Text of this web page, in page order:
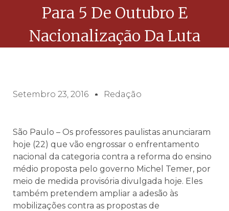
Para 5 De Outubro E
Nacionalização Da Luta
Setembro 23, 2016 Redação
São Paulo – Os professores paulistas anunciaram
hoje (22) que vão engrossar o enfrentamento
nacional da categoria contra a reforma do ensino
médio proposta pelo governo Michel Temer, por
meio de medida provisória divulgada hoje. Eles
também pretendem ampliar a adesão às
mobilizações contra as propostas de